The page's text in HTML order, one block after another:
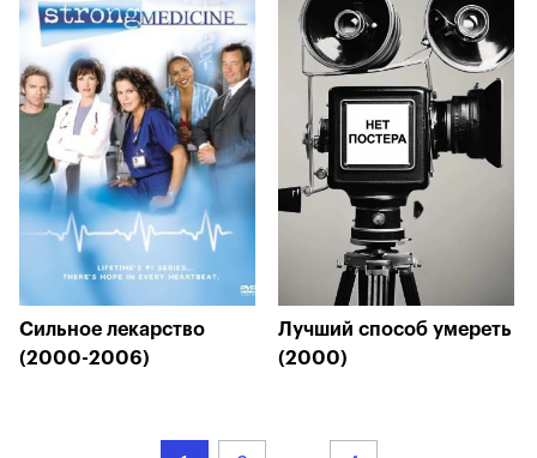
Сильное лекарство
(2000-2006)
Лучший способ умереть
(2000)